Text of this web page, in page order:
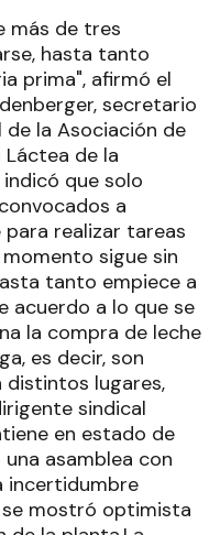
más de tres
hasta tanto
prima", afirmó el
secretario
la Asociación de
de la
que solo
a
realizar tareas
sigue sin
tanto empiece a
acuerdo a lo que se
la compra de leche
es decir, son
lugares,
sindical
en estado de
asamblea con
incertidumbre
mostró optimista